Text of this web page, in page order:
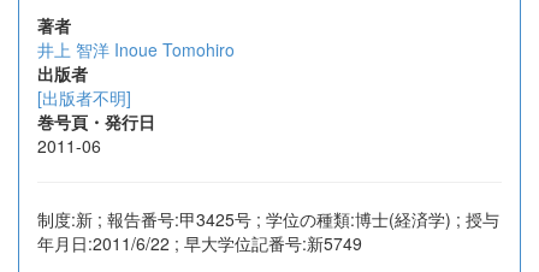
著者
井上 智洋 Inoue Tomohiro
出版者
[出版者不明]
巻号頁・発行日
2011-06
制度:新 ; 報告番号:甲3425号 ; 学位の種類:博士(経済学) ; 授与
年月日:2011/6/22 ; 早大学位記番号:新5749